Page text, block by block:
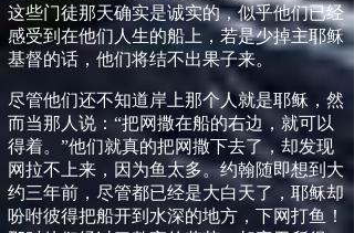
这些门徒那天确实是诚实的，似乎他们已经
感受到在他们人生的船上，若是少掉主耶稣
基督的话，他们将结不出果子来。
尽管他们还不知道岸上那个人就是耶稣，然
而当那人说： “把网撒在船的右边，就可以
得着。 ”他们就真的把网撒下去了，却发现
网拉不上来，因为鱼太多。约翰随即想到大
约三年前，尽管都已经是大白天了，耶稣却
吩咐彼得把船开到水深的地方，下网打鱼！